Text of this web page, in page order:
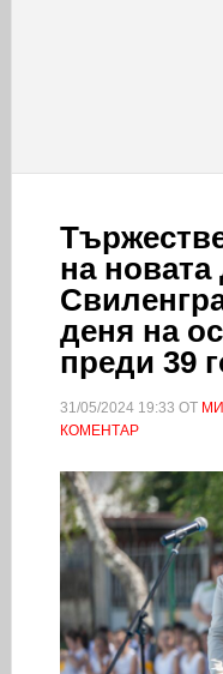
на
деня на
преди 39
31/05/2024 19:33 ОТ
КОМЕНТАР